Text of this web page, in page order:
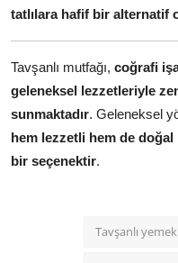
tatlılara hafif bir alternatif
Tavşanlı mutfağı, coğrafi
geleneksel lezzetleriyle
sunmaktadır. Geleneksel
hem lezzetli hem de
bir seçenektir.
Tavşanlı